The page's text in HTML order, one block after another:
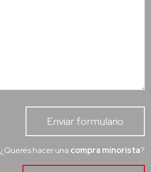
Enviar formulario
¿Querés hacer una compra minorista?